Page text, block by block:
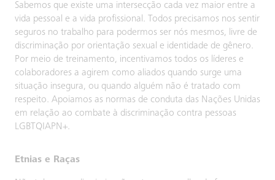
Sabemos que existe uma intersecção cada vez maior entre a
vida pessoal e a vida profissional. Todos precisamos nos sentir
seguros no trabalho para podermos ser nós mesmos, livre de
discriminação por orientação sexual e identidade de gênero.
Por meio de treinamento, incentivamos todos os líderes e
colaboradores a agirem como aliados quando surge uma
situação insegura, ou quando alguém não é tratado com
respeito. Apoiamos as normas de conduta das Nações Unidas
em relação ao combate à discriminação contra pessoas
LGBTQIAPN+.
Etnias e Raças